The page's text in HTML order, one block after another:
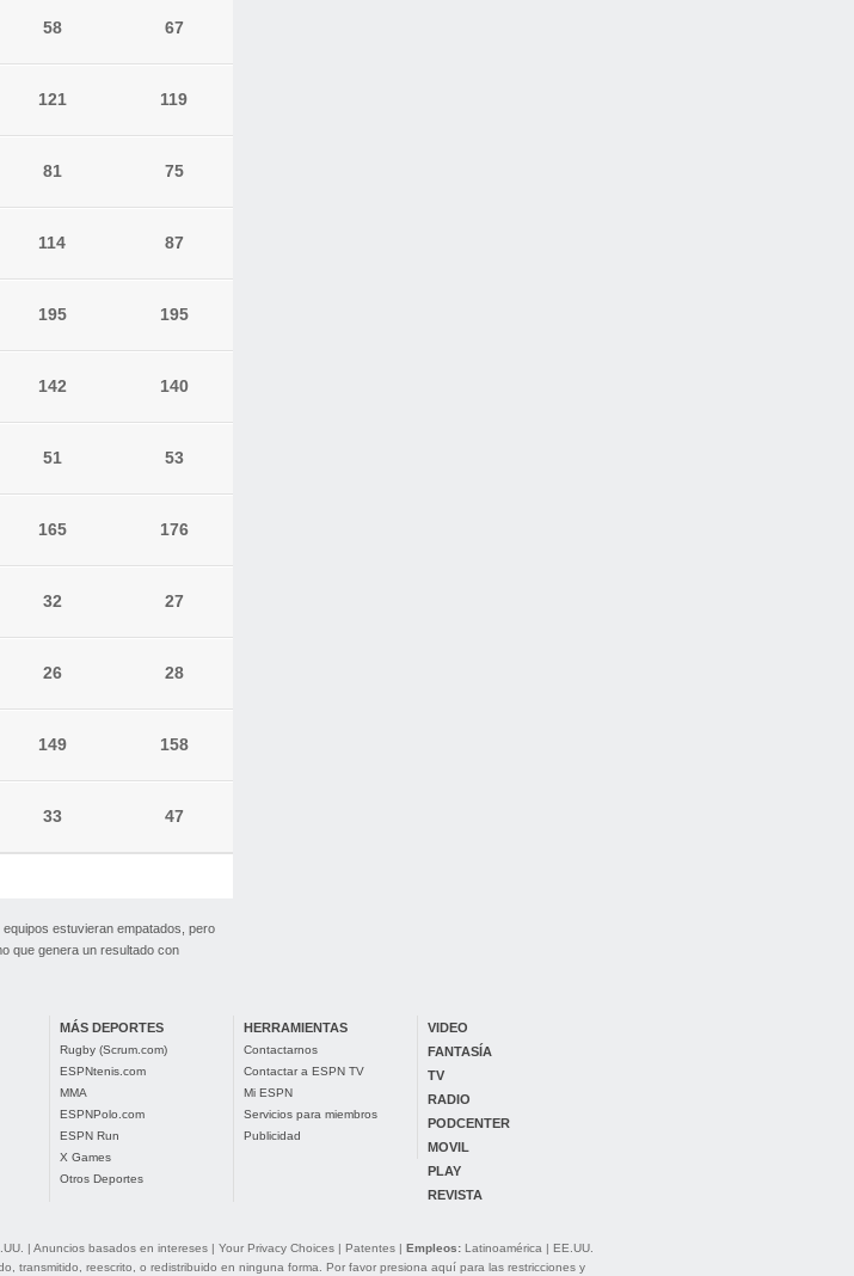
58 67
121 119
81 75
114 87
195 195
142 140
51 53
165 176
32 27
26 28
149 158
33 47
estuvieran empatados, pero
que genera un resultado con
MÁS DEPORTES
Rugby (Scrum.com)
ESPNtenis.com
MMA
ESPNPolo.com
ESPN Run
X Games
Otros Deportes
HERRAMIENTAS
Contactarnos
Contactar a ESPN TV
Mi ESPN
Servicios para miembros
Publicidad
VIDEO
FANTASÍA
TV
RADIO
PODCENTER
MOVIL
PLAY
REVISTA
| Anuncios basados en intereses| Your Privacy Choices| Patentes| Empleos: Latinoamérica | EE.UU.
transmitido, reescrito, o redistribuido en ninguna forma. Por favor presiona aquí para las restricciones y